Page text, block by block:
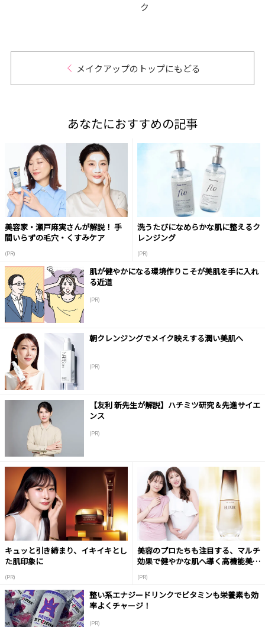
ク
メイクアップのトップにもどる
あなたにおすすめの記事
美容家・瀬戸麻実さんが解説！ 手
間いらずの毛穴・くすみケア
(PR)
洗うたびになめらかな肌に整えるク
レンジング
(PR)
肌が健やかになる環境作りこそが美肌を手に入れ
る近道
(PR)
朝クレンジングでメイク映えする潤い美肌へ
(PR)
【友利 新先生が解説】ハチミツ研究＆先進サイエ
ンス
(PR)
キュッと引き締まり、イキイキとし
た肌印象に
(PR)
美容のプロたちも注目する、マルチ
効果で健やかな肌へ導く高機能美容
(PR)
整い系エナジードリンクでビタミンも栄養素も効
率よくチャージ！
(PR)